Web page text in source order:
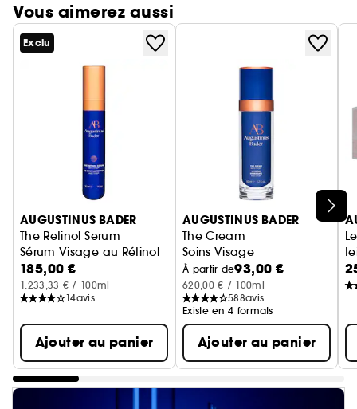
Vous aimerez aussi
Ignorer le carrousel produits
Exclu
AUGUSTINUS BADER
The Retinol Serum
Sérum Visage au Rétinol
185,00 €
1.233,33 € / 100ml
14avis
Ajouter au panier
AUGUSTINUS BADER
The Cream
Soins Visage
À partir de93,00 €
620,00 € / 100ml
588avis
Existe en 4 formats
Ajouter au panier